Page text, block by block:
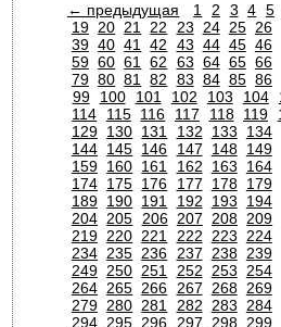
← предыдущая 1 2 3 4 5
19 20 21 22 23 24 25 26
39 40 41 42 43 44 45 46
59 60 61 62 63 64 65 66
79 80 81 82 83 84 85 86
99
100 101 102 103 104
114
115 116 117 118 119
129 130 131 132 133 134
144 145 146 147 148 149
159 160 161 162 163 164
174 175 176 177 178 179
189 190 191 192 193 194
204 205 206 207 208 209
219 220 221 222 223 224
234 235 236 237 238 239
249 250 251 252 253 254
264 265 266 267 268 269
279 280 281 282 283 284
294 295 296 297 298 299